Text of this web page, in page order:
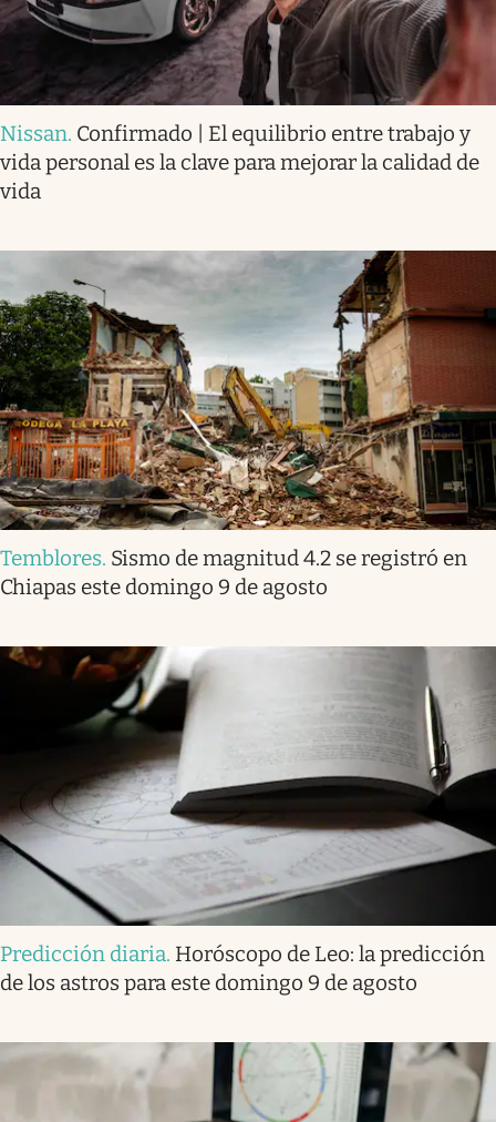
Nissan. Confirmado | El equilibrio entre trabajo y
vida personal es la clave para mejorar la calidad de
vida
Temblores. Sismo de magnitud 4.2 se registró en
Chiapas este domingo 9 de agosto
Predicción diaria. Horóscopo de Leo: la predicción
de los astros para este domingo 9 de agosto